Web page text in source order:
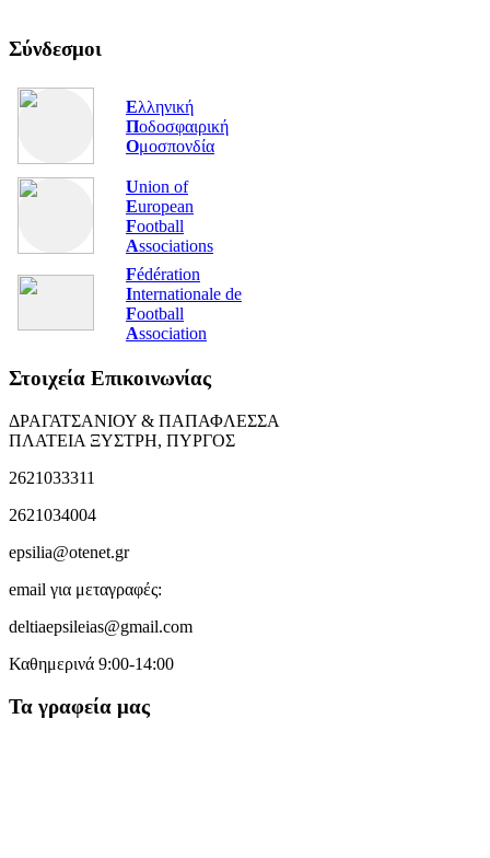
Σύνδεσμοι
Ελληνική
Ποδοσφαιρική
Ομοσπονδία
Union of
European
Football
Associations
Fédération
Internationale de
Football
Association
Στοιχεία Επικοινωνίας
ΔΡΑΓΑΤΣΑΝΙΟΥ & ΠΑΠΑΦΛΕΣΣΑ
ΠΛΑΤΕΙΑ ΞΥΣΤΡΗ, ΠΥΡΓΟΣ
2621033311
2621034004
epsilia@otenet.gr
email για μεταγραφές:
deltiaepsileias@gmail.com
Καθημερινά 9:00-14:00
Τα γραφεία μας